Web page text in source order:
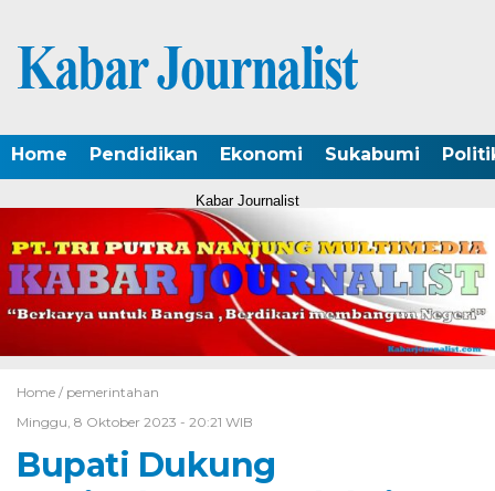
Home Pendidikan Ekonomi Sukabumi
Kabar Journalist
Home / pemerintahan
Minggu, 8 Oktober 2023 - 20:21 WIB
Bupati Dukung